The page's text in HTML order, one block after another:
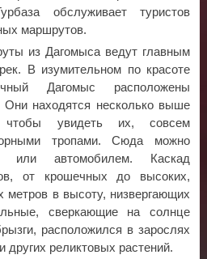
обслуживает туристов
маршрутов.
из Дагомыса ведут главным
В изумительном по красоте
Дагомыс расположены
находятся несколько выше
увидеть их, совсем
тропами. Сюда можно
или автомобилем. Каскад
от крошечных до высоких,
метров в высоту, низвергающих
сверкающие на солнце
расположился в зарослях
других реликтовых растений.